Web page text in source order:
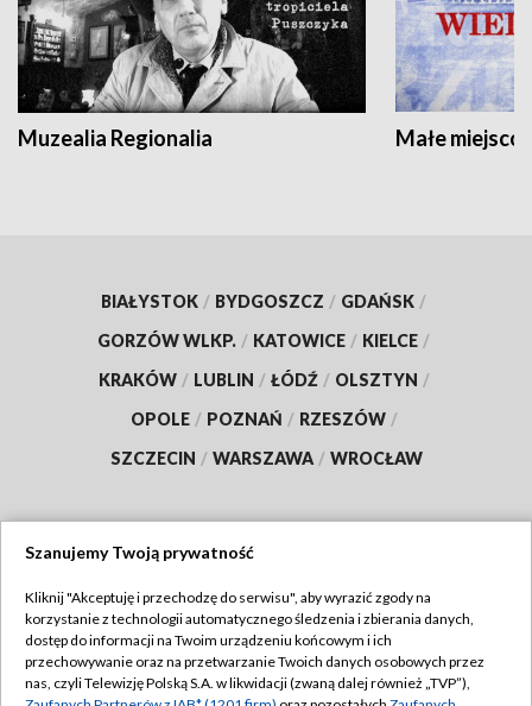
Muzealia Regionalia Małe
BIAŁYSTOK / BYDGOSZCZ / GDAŃSK /
GORZÓW WLKP. / KATOWICE / KIELCE /
KRAKÓW / LUBLIN / ŁÓDŹ / OLSZTYN /
OPOLE / POZNAŃ / RZESZÓW /
SZCZECIN / WARSZAWA / WROCŁAW
TVP
Abonament TVP
Emisja w TVP
Regulamin TVP
Szanujemy Twoją prywatność
Kliknij "Akceptuję i przechodzę do serwisu", aby wyrazić zgody na
korzystanie z technologii automatycznego śledzenia i zbierania danych,
dostęp do informacji na Twoim urządzeniu końcowym i ich
przechowywanie oraz na przetwarzanie Twoich danych osobowych przez
nas, czyli Telewizję Polską S.A. w likwidacji (zwaną dalej również „TVP”),